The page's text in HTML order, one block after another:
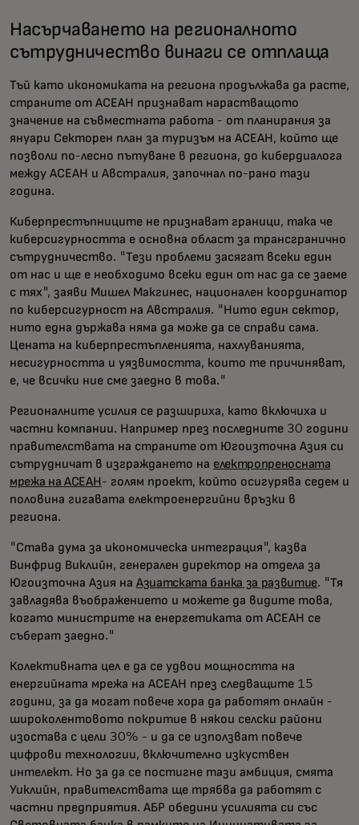
Насърчаването на регионалното
сътрудничество винаги се отплаща
Тъй като икономиката на региона продължава да расте,
страните от АСЕАН признават нарастващото
значение на съвместната работа - от планирания за
януари Секторен план за туризъм на АСЕАН, който ще
позволи по-лесно пътуване в региона, до кибердиалога
между АСЕАН и Австралия, започнал по-рано тази
година.
Киберпрестъпниците не признават граници, така че
киберсигурността е основна област за трансгранично
сътрудничество. "Тези проблеми засягат всеки един
от нас и ще е необходимо всеки един от нас да се заеме
с тях", заяви Мишел Макгинес, национален координатор
по киберсигурност на Австралия. "Нито един сектор,
нито една държава няма да може да се справи сама.
Цената на киберпрестъпленията, нахлуванията,
несигурността и уязвимостта, които те причиняват,
е, че всички ние сме заедно в това."
Регионалните усилия се разшириха, като включиха и
частни компании. Например през последните 30 години
правителствата на страните от Югоизточна Азия си
сътрудничат в изграждането на електропреносната
мрежа на АСЕАН- голям проект, който осигурява седем и
половина гигавата електроенергийни връзки в
региона.
"Става дума за икономическа интеграция", казва
Винфрид Виклийн, генерален директор на отдела за
Югоизточна Азия на Азиатската банка за развитие. "Тя
завладява въображението и можете да видите това,
когато министрите на енергетиката от АСЕАН се
съберат заедно."
Колективната цел е да се удвои мощността на
енергийната мрежа на АСЕАН през следващите 15
години, за да могат повече хора да работят онлайн -
широколентовото покритие в някои селски райони
изостава с цели 30% - и да се използват повече
цифрови технологии, включително изкуствен
интелект. Но за да се постигне тази амбиция, смята
Уиклийн, правителствата ще трябва да работят с
частни предприятия. АБР обедини усилията си със